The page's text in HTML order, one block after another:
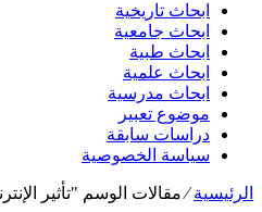
ابحاث تاريخية
ابحاث جامعية
ابحاث طبية
ابحاث علمية
ابحاث مدرسية
موضوع تعبير
دراسات سابقة
سياسة الخصوصية
الرئيسية⁄مقالات الوسم "تأثير